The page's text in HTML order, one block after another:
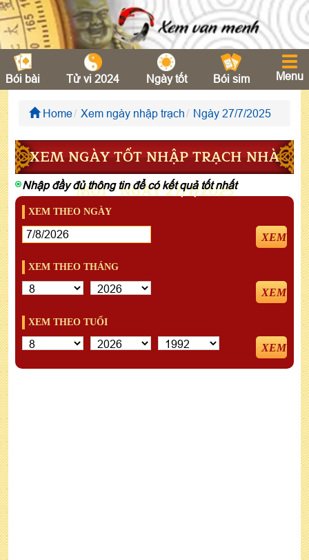
Bói bài Tử vi 2024 Ngày tốt Bói sim Menu
Home Xem ngày nhập trạch Ngày 27/7/2025
XEM NGÀY TỐT NHẬP TRẠCH NHÀ
MỚI - NGÀY 27/7/2025
Nhập đầy đủ thông tin để có kết quả tốt nhất
XEM THEO NGÀY
XEM
XEM THEO THÁNG
XEM
XEM THEO TUỔI
XEM